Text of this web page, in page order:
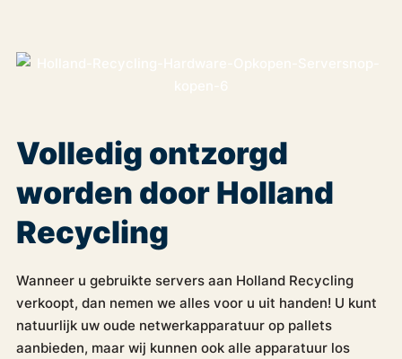
Volledig ontzorgd
worden door Holland
Recycling
Wanneer u gebruikte servers aan Holland Recycling
verkoopt, dan nemen we alles voor u uit handen! U kunt
natuurlijk uw oude netwerkapparatuur op pallets
aanbieden, maar wij kunnen ook alle apparatuur los